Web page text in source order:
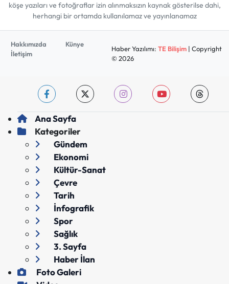
köşe yazıları ve fotoğraflar izin alınmaksızın kaynak gösterilse dahi,
herhangi bir ortamda kullanılamaz ve yayınlanamaz
Hakkımızda
Künye
İletişim
Haber Yazılımı: TE Bilişim| Copyright
© 2026
Ana Sayfa
Kategoriler
Gündem
Ekonomi
Kültür-Sanat
Çevre
Tarih
İnfografik
Spor
Sağlık
3. Sayfa
Haber İlan
Foto Galeri